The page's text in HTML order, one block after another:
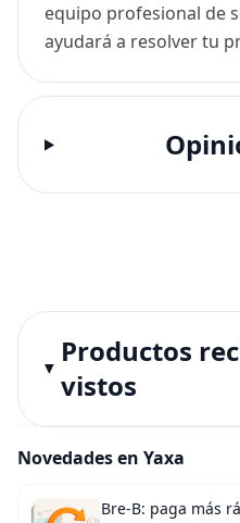
equipo profesional de
ayudará a resolver tu
Productos
vistos
Novedades en Yaxa
Bre-B: paga más